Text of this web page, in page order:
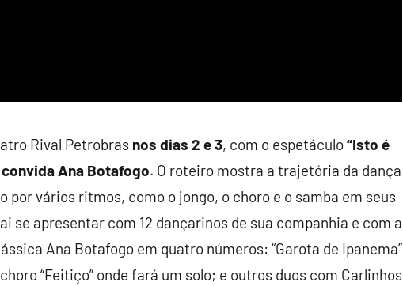
Rival Petrobras nos dias 2 e 3, com o espetáculo“Isto é
Ana Botafogo. O roteiro mostra a trajetória da dança
por vários ritmos, como o jongo, o choro e o samba em seus
se apresentar com 12 dançarinos de sua companhia e com a
Ana Botafogo em quatro números: “Garota de Ipanema”
“Feitiço” onde fará um solo; e outros duos com Carlinhos